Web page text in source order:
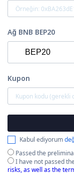
Ağ BNB BEP20
Kupon
Kabul ediyorum
Passed the
I have not passed
risks, as well as the